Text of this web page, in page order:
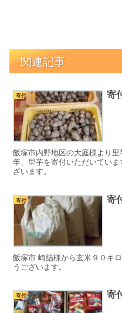
関連記事
寄付 寄
飯塚市内野地区の大庭様より
年、里芋を寄付いただいてい
ざいます。
寄付 寄
飯塚市 崎詰様から玄米９０キ
うございます。
寄付 寄